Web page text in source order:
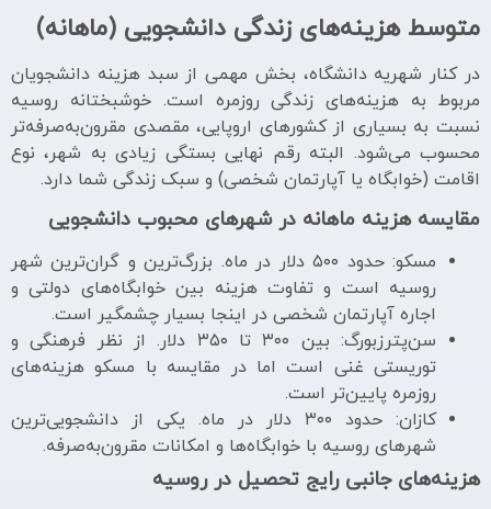
متوسط هزینه‌های زندگی دانشجویی (ماهانه)
در کنار شهریه دانشگاه، بخش مهمی از سبد هزینه دانشجویان
مربوط به هزینه‌های زندگی روزمره است. خوشبختانه روسیه
نسبت به بسیاری از کشورهای اروپایی، مقصدی مقرون‌به‌صرفه‌تر
محسوب می‌شود. البته رقم نهایی بستگی زیادی به شهر، نوع
اقامت (خوابگاه یا آپارتمان شخصی) و سبک زندگی شما دارد.
مقایسه هزینه ماهانه در شهرهای محبوب دانشجویی
مسکو: حدود ۵۰۰ دلار در ماه. بزرگ‌ترین و گران‌ترین شهر
روسیه است و تفاوت هزینه بین خوابگاه‌های دولتی و
اجاره آپارتمان شخصی در اینجا بسیار چشمگیر است.
سن‌پترزبورگ: بین ۳۰۰ تا ۳۵۰ دلار. از نظر فرهنگی و
توریستی غنی است اما در مقایسه با مسکو هزینه‌های
روزمره پایین‌تر است.
کازان: حدود ۳۰۰ دلار در ماه. یکی از دانشجویی‌ترین
شهرهای روسیه با خوابگاه‌ها و امکانات مقرون‌به‌صرفه.
هزینه‌های جانبی رایج تحصیل در روسیه